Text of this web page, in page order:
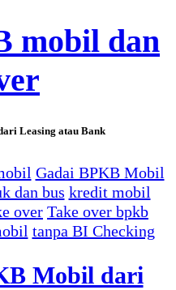
Leasing atau Bank
Gadai BPKB Mobil
dan bus kredit mobil
over Take over bpkb
tanpa BI Checking
Mobil dari